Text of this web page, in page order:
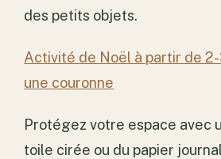
des petits objets.
Activité de Noël à partir de
une couronne
Protégez votre espace avec
toile cirée ou du papier